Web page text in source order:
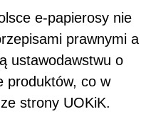
e-papierosy nie
prawnymi a
ustawodawstwu o
produktów, co w
strony UOKiK.